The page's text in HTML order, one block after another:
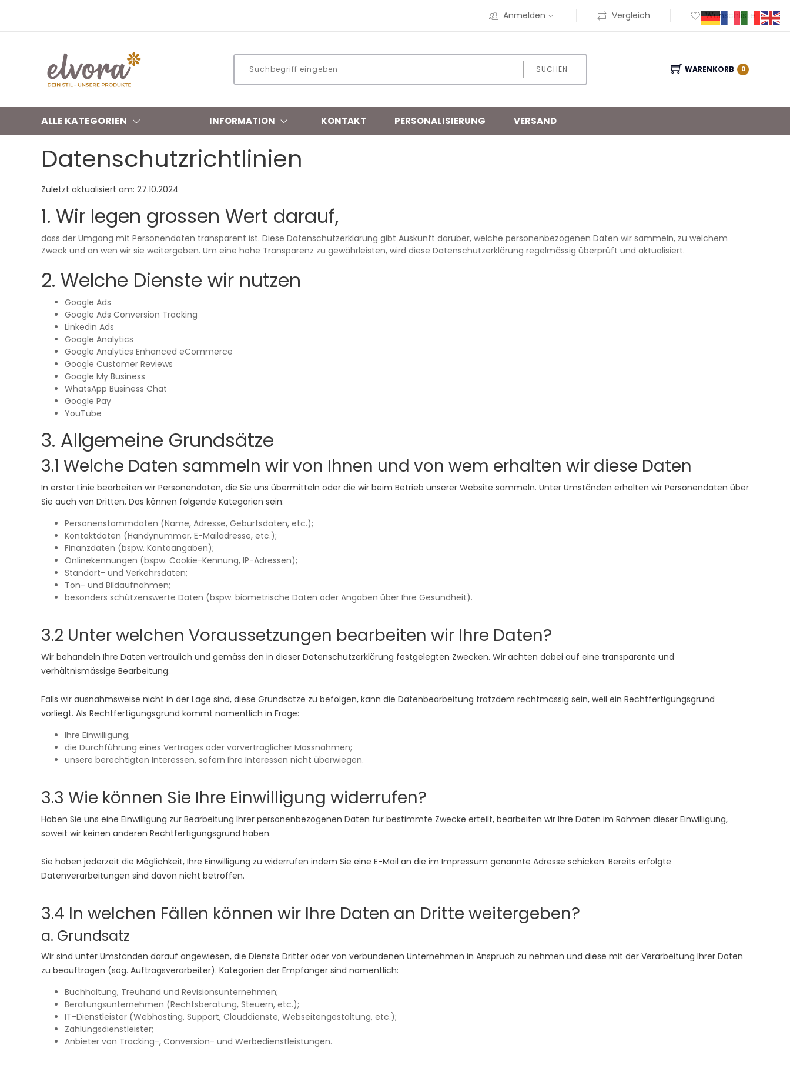
Anmelden Vergleich Wunschliste
SUCHEN WARENKORB 0
ALLE KATEGORIEN INFORMATION KONTAKT PERSONALISIERUNG VERSAND
Datenschutzrichtlinien
Zuletzt aktualisiert am: 27.10.2024
1. Wir legen grossen Wert darauf,
dass der Umgang mit Personendaten transparent ist. Diese Datenschutzerklärung gibt Auskunft darüber, welche personenbezogenen Daten wir sammeln, zu welchem
Zweck und an wen wir sie weitergeben. Um eine hohe Transparenz zu gewährleisten, wird diese Datenschutzerklärung regelmässig überprüft und aktualisiert.
2. Welche Dienste wir nutzen
Google Ads
Google Ads Conversion Tracking
Linkedin Ads
Google Analytics
Google Analytics Enhanced eCommerce
Google Customer Reviews
Google My Business
WhatsApp Business Chat
Google Pay
YouTube
3. Allgemeine Grundsätze
3.1 Welche Daten sammeln wir von Ihnen und von wem erhalten wir diese Daten
In erster Linie bearbeiten wir Personendaten, die Sie uns übermitteln oder die wir beim Betrieb unserer Website sammeln. Unter Umständen erhalten wir Personendaten über
Sie auch von Dritten. Das können folgende Kategorien sein:
Personenstammdaten (Name, Adresse, Geburtsdaten, etc.);
Kontaktdaten (Handynummer, E-Mailadresse, etc.);
Finanzdaten (bspw. Kontoangaben);
Onlinekennungen (bspw. Cookie-Kennung, IP-Adressen);
Standort- und Verkehrsdaten;
Ton- und Bildaufnahmen;
besonders schützenswerte Daten (bspw. biometrische Daten oder Angaben über Ihre Gesundheit).
3.2 Unter welchen Voraussetzungen bearbeiten wir Ihre Daten?
Wir behandeln Ihre Daten vertraulich und gemäss den in dieser Datenschutzerklärung festgelegten Zwecken. Wir achten dabei auf eine transparente und
verhältnismässige Bearbeitung.
Falls wir ausnahmsweise nicht in der Lage sind, diese Grundsätze zu befolgen, kann die Datenbearbeitung trotzdem rechtmässig sein, weil ein Rechtfertigungsgrund
vorliegt. Als Rechtfertigungsgrund kommt namentlich in Frage:
Ihre Einwilligung;
die Durchführung eines Vertrages oder vorvertraglicher Massnahmen;
unsere berechtigten Interessen, sofern Ihre Interessen nicht überwiegen.
3.3 Wie können Sie Ihre Einwilligung widerrufen?
Haben Sie uns eine Einwilligung zur Bearbeitung Ihrer personenbezogenen Daten für bestimmte Zwecke erteilt, bearbeiten wir Ihre Daten im Rahmen dieser Einwilligung,
soweit wir keinen anderen Rechtfertigungsgrund haben.
Sie haben jederzeit die Möglichkeit, Ihre Einwilligung zu widerrufen indem Sie eine E-Mail an die im Impressum genannte Adresse schicken. Bereits erfolgte
Datenverarbeitungen sind davon nicht betroffen.
3.4 In welchen Fällen können wir Ihre Daten an Dritte weitergeben?
a. Grundsatz
Wir sind unter Umständen darauf angewiesen, die Dienste Dritter oder von verbundenen Unternehmen in Anspruch zu nehmen und diese mit der Verarbeitung Ihrer Daten
zu beauftragen (sog. Auftragsverarbeiter). Kategorien der Empfänger sind namentlich:
Buchhaltung, Treuhand und Revisionsunternehmen;
Beratungsunternehmen (Rechtsberatung, Steuern, etc.);
IT-Dienstleister (Webhosting, Support, Clouddienste, Webseitengestaltung, etc.);
Zahlungsdienstleister;
Anbieter von Tracking-, Conversion- und Werbedienstleistungen.